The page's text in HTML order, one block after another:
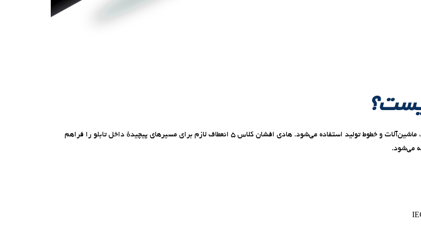
کابل کنترل NYSLY برای انتقال فرمان و سیگنال در تابلوهای برق، ماشین‌آلات و خطوط تولید استفاده می‌شود. هادی افشان کلاس ۵ انعطاف لازم برای مسیرهای پیچیدهٔ داخل تابلو را فراهم